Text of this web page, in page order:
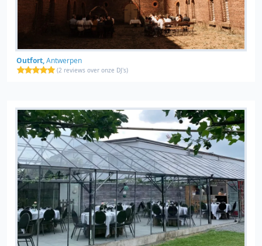
Outfort,Antwerpen
(2 reviews over onze DJ's)